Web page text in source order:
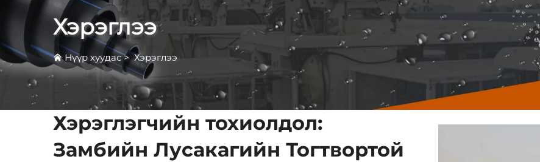
Хэрэглээ
Нүүр хуудас>Хэрэглээ
Хэрэглэгчийн тохиолдол:
Замбийн Лусакагийн Тогтвортой